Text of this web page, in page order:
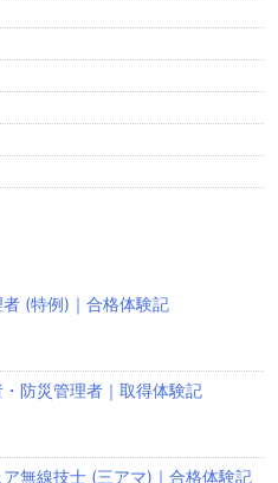
(特例)｜合格体験記
防災管理者｜取得体験記
無線技士 (三アマ)｜合格体験記